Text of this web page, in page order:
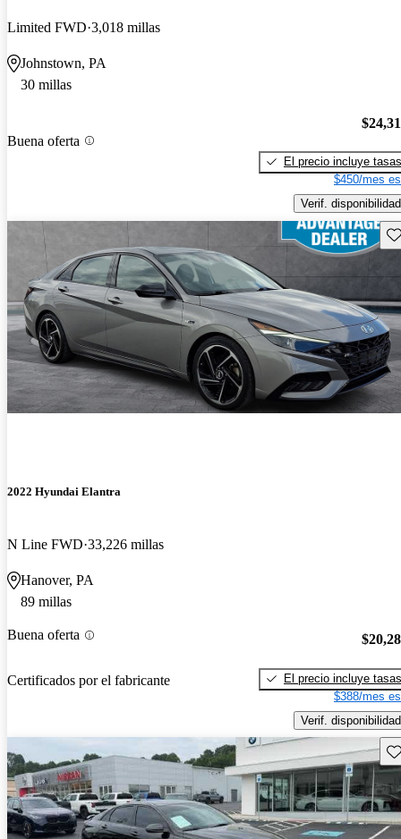
Limited FWD 3,018 millas
Johnstown, PA
30 millas
Buena oferta
El precio incluye tasas
$450/mes
Verif. disponibilidad
2022 Hyundai Elantra
N Line FWD 33,226 millas
Hanover, PA
89 millas
Buena oferta
Certificados por el fabricante
El precio incluye tasas
$388/mes
Verif. disponibilidad